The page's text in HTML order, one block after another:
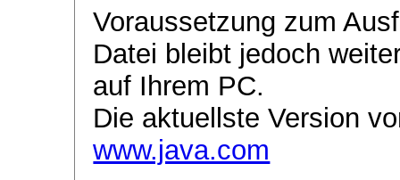
Voraussetzung zum
Datei bleibt jedoch
auf Ihrem PC.
Die aktuellste Version
www.java.com